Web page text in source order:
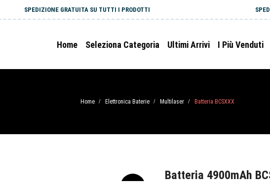
SPEDIZIONE GRATUITA SU TUTTI I PRODOTTI
Home Seleziona Categoria Ultimi Arrivi I Più Venduti
Home / Elettronica Baterie / Multilaser / Batteria BCSXXX
Batteria 4900mAh